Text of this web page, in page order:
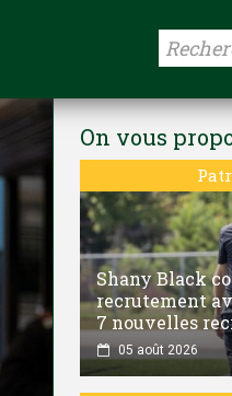
On vous
Shany Black
recrutement
7 nouvelles
05 août 2026